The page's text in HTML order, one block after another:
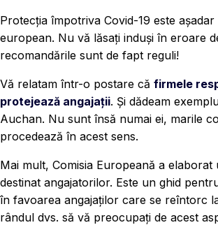
Protecția împotriva Covid-19 este
european. Nu vă lăsați induși în eroare
recomandările sunt de fapt reguli!
Vă relatam într-o postare că firmele
protejează angajații. Și dădeam
Auchan. Nu sunt însă numai ei, marile
procedează în acest sens.
Mai mult, Comisia Europeană a elaborat
destinat angajatorilor. Este un ghid
în favoarea angajaților care se reîntorc
rândul dvs. să vă preocupați de acest